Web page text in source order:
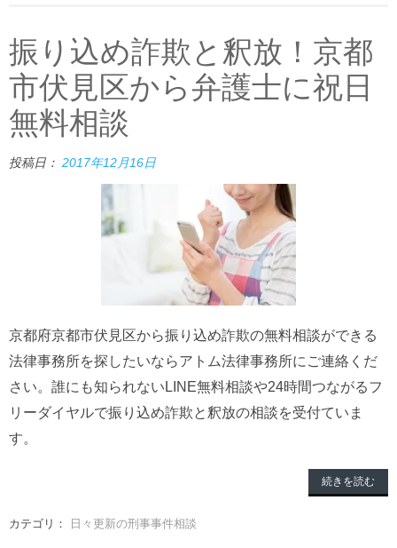
振り込め詐欺と釈放！京都
市伏見区から弁護士に祝日
無料相談
投稿日： 2017年12月16日
京都府京都市伏見区から振り込め詐欺の無料相談ができる
法律事務所を探したいならアトム法律事務所にご連絡くだ
さい。誰にも知られないLINE無料相談や24時間つながるフ
リーダイヤルで振り込め詐欺と釈放の相談を受付ていま
す。
続きを読む
カテゴリ： 日々更新の刑事事件相談